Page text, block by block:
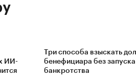
ИИ-
Три способа взыскать
бенефициара без запуска
банкротства